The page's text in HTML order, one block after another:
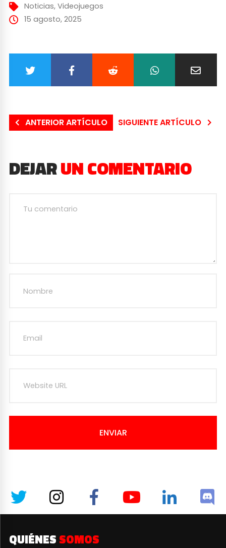
Noticias, Videojuegos
15 agosto, 2025
ANTERIOR ARTÍCULO SIGUIENTE ARTÍCULO
DEJARUN COMENTARIO
ENVIAR
QUIÉNES SOMOS